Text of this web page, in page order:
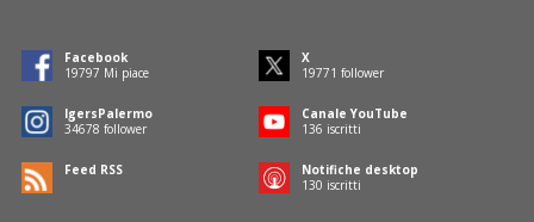
Facebook
19797 Mi piace
X
19771 follower
IgersPalermo
34678 follower
Canale YouTube
136 iscritti
Feed RSS
Notifiche desktop
130 iscritti